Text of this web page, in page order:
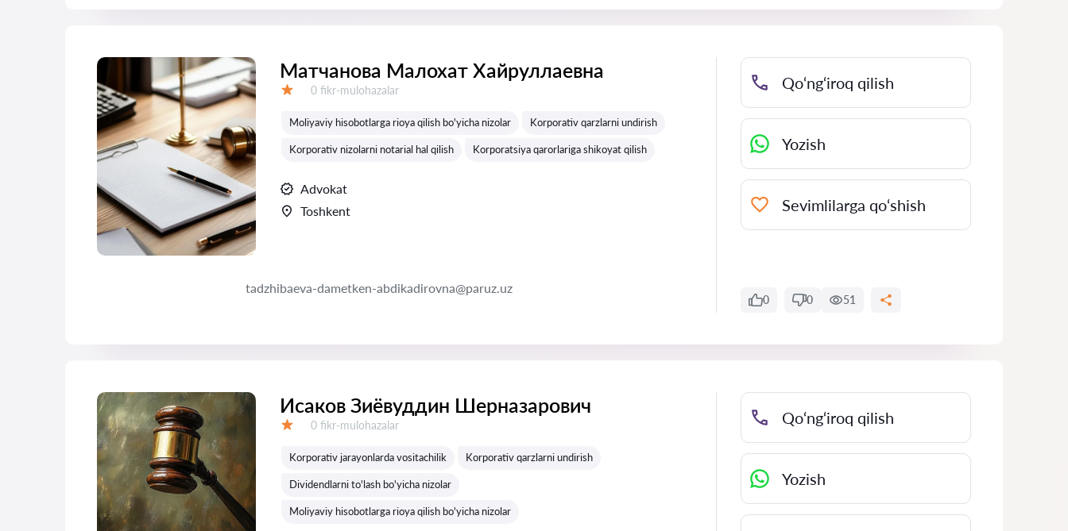
Матчанова Малохат Хайруллаевна
Fikrlar:
0 fikr-mulohazalar
Moliyaviy hisobotlarga rioya qilish bo'yicha nizolar Korporativ qarzlarni undirish
Korporativ nizolarni notarial hal qilish Korporatsiya qarorlariga shikoyat qilish
Advokat
Toshkent
tadzhibaeva-dametken-abdikadirovna@paruz.uz
Qo‘ng‘iroq qilish
Yozish
Sevimlilarga qo‘shish
0 0 51
Исаков Зиёвуддин Шерназарович
Fikrlar:
0 fikr-mulohazalar
Korporativ jarayonlarda vositachilik Korporativ qarzlarni undirish
Dividendlarni to'lash bo'yicha nizolar
Moliyaviy hisobotlarga rioya qilish bo'yicha nizolar
Qo‘ng‘iroq qilish
Yozish